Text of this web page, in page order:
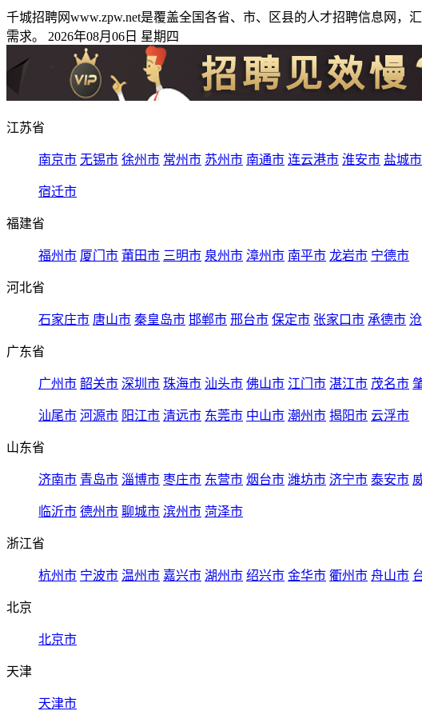
千城招聘网www.zpw.net是覆盖全国各省、市、区县的人才招聘信息网
需求。 2026年08月06日 星期四
江苏省
南京市 无锡市 徐州市 常州市 苏州市 南通市 连云港市 淮安市 盐城市
宿迁市
福建省
福州市 厦门市 莆田市 三明市 泉州市 漳州市 南平市 龙岩市 宁德市
河北省
石家庄市 唐山市 秦皇岛市 邯郸市 邢台市 保定市 张家口市 承德市
广东省
广州市 韶关市 深圳市 珠海市 汕头市 佛山市 江门市 湛江市 茂名市
汕尾市 河源市 阳江市 清远市 东莞市 中山市 潮州市 揭阳市 云浮市
山东省
济南市 青岛市 淄博市 枣庄市 东营市 烟台市 潍坊市 济宁市 泰安市
临沂市 德州市 聊城市 滨州市 菏泽市
浙江省
杭州市 宁波市 温州市 嘉兴市 湖州市 绍兴市 金华市 衢州市 舟山市
北京
北京市
天津
天津市